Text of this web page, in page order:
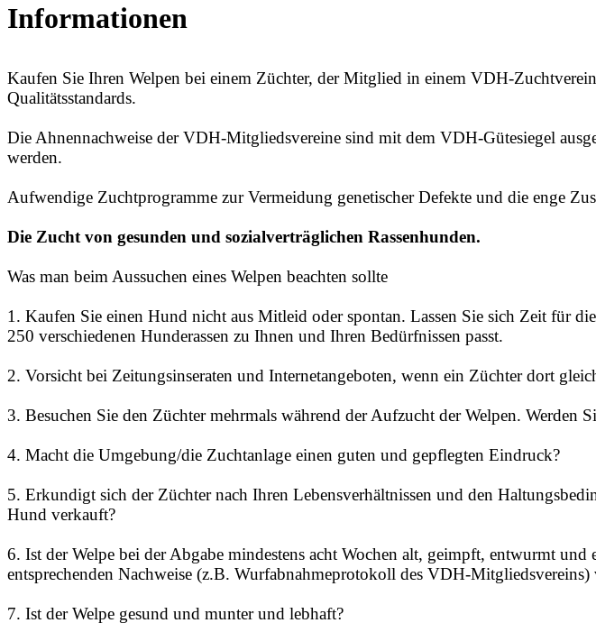
Informationen
Kaufen Sie Ihren Welpen bei einem Züchter, der Mitglied in einem VDH-
Qualitätsstandards.
Die Ahnennachweise der VDH-Mitgliedsvereine sind mit dem VDH-Gütesiegel
werden.
Aufwendige Zuchtprogramme zur Vermeidung genetischer Defekte und die enge
Die Zucht von gesunden und sozialverträglichen Rassenhunden.
Was man beim Aussuchen eines Welpen beachten sollte
1. Kaufen Sie einen Hund nicht aus Mitleid oder spontan. Lassen Sie sich Zeit für
250 verschiedenen Hunderassen zu Ihnen und Ihren Bedürfnissen passt.
2. Vorsicht bei Zeitungsinseraten und Internetangeboten, wenn ein Züchter dort
3. Besuchen Sie den Züchter mehrmals während der Aufzucht der Welpen. Werden
4. Macht die Umgebung/die Zuchtanlage einen guten und gepflegten Eindruck?
5. Erkundigt sich der Züchter nach Ihren Lebensverhältnissen und den
Hund verkauft?
6. Ist der Welpe bei der Abgabe mindestens acht Wochen alt, geimpft, entwurmt
entsprechenden Nachweise (z.B. Wurfabnahmeprotokoll des VDH-
7. Ist der Welpe gesund und munter und lebhaft?